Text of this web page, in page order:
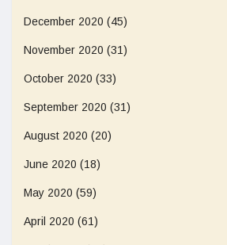
December 2020 (45)
November 2020 (31)
October 2020 (33)
September 2020 (31)
August 2020 (20)
June 2020 (18)
May 2020 (59)
April 2020 (61)